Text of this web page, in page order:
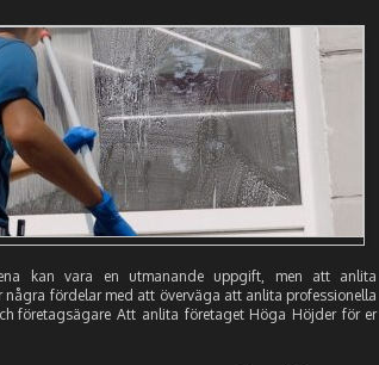
kan vara en utmanande uppgift, men att anlita
fördelar med att överväga att anlita professionella
företagsägare Att anlita företaget Höga Höjder för er